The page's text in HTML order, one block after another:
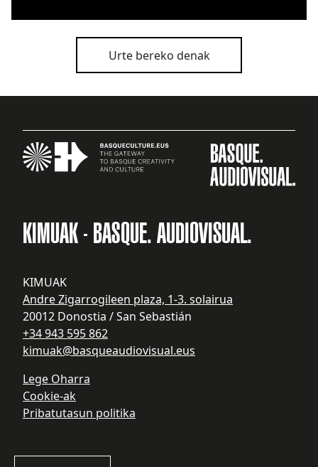
Urte bereko denak
KIMUAK - BASQUE. AUDIOVISUAL.
KIMUAK
Andre Zigarrogileen plaza, 1-3. solairua
20012 Donostia / San Sebastián
+34 943 595 862
kimuak@basqueaudiovisual.eus
Lege Oharra
Cookie-ak
Pribatutasun politika